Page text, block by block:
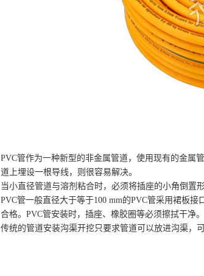
PVC管作为一种新型的非金属管道，使用现有的金属
道上埋设一根导线，则很容易解决。
当小直径管道与溶剂粘合时，必须将插座的小角倒置
PVC管一般直径大于等于100 mm的PVC管采用裙板
合格。PVC管安装时，插座、橡胶圈等必须擦拭干净。
传统的管道安装沟渠开挖只要求管道可以放进沟渠，